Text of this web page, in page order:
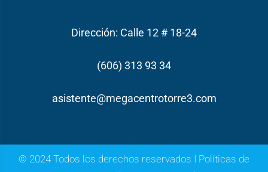
Dirección: Calle 12 # 18-24
(606) 313 93 34
asistente@megacentrotorre3.com
© 2024 Todos los derechos reservados I Políticas de